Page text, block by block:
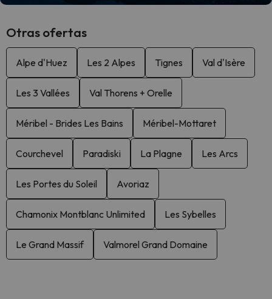
Otras ofertas
Alpe d'Huez Les 2 Alpes Tignes Val d'Isère
Les 3 Vallées Val Thorens + Orelle
Méribel - Brides Les Bains Méribel-Mottaret
Courchevel Paradiski La Plagne Les Arcs
Les Portes du Soleil Avoriaz
Chamonix Montblanc Unlimited Les Sybelles
Le Grand Massif Valmorel Grand Domaine